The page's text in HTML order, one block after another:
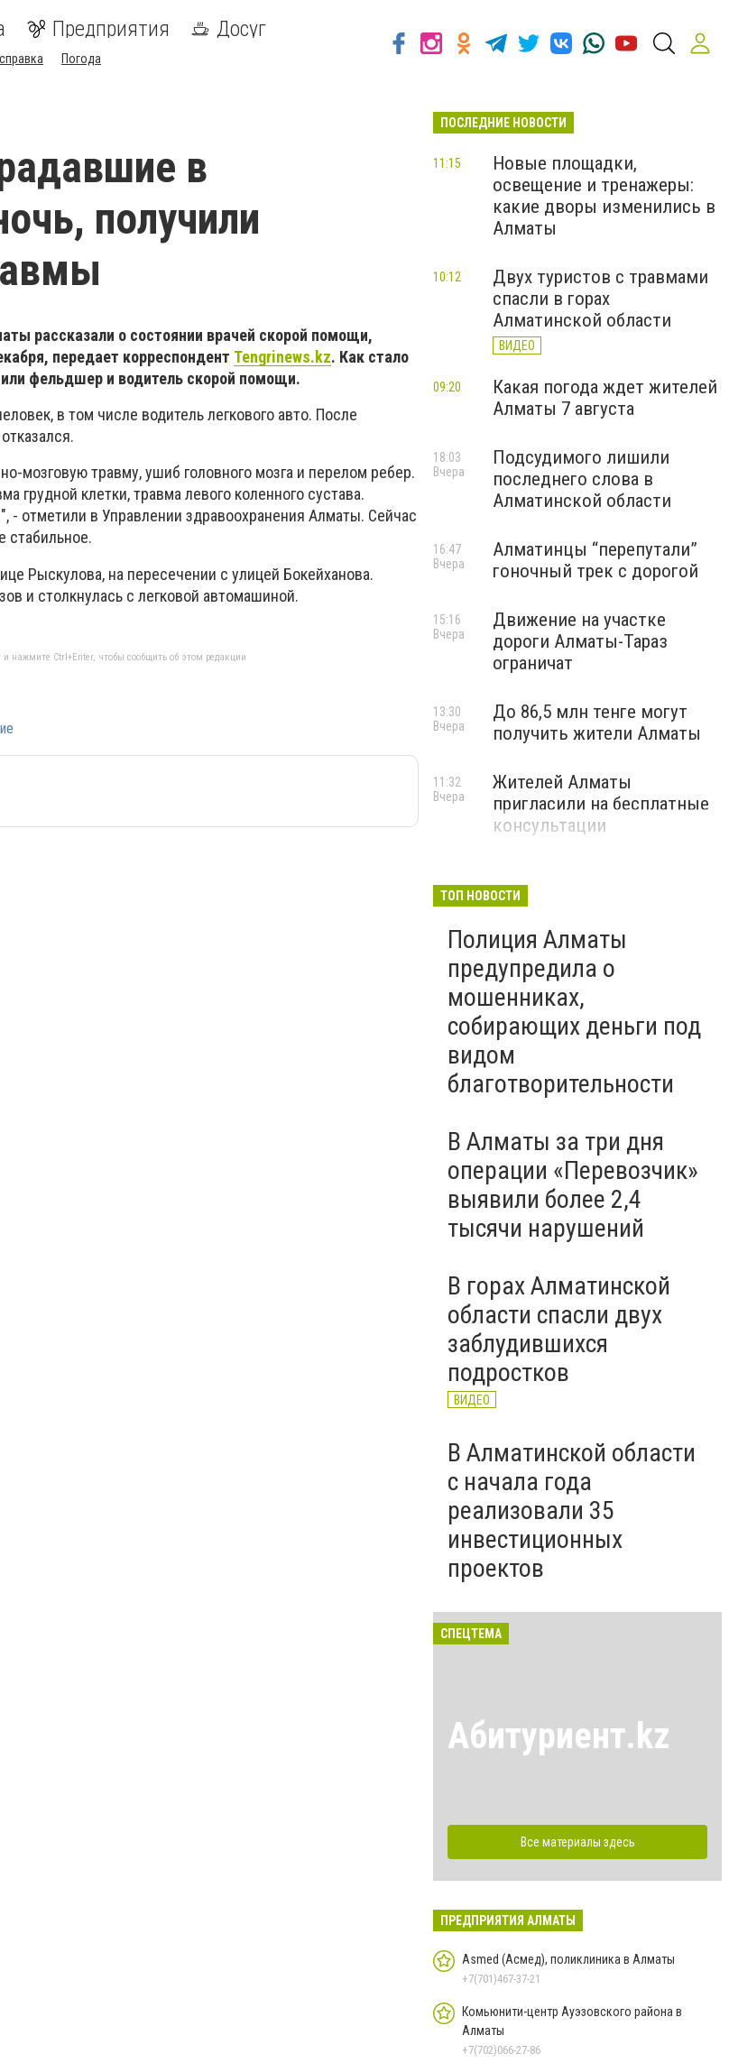
Предприятия Досуг
Погода
в
получили
рассказали о состоянии врачей скорой помощи,
передает корреспондент Tengrinews.kz. Как стало
фельдшер и водитель скорой помощи.
в том числе водитель легкового авто. После
мозговую травму, ушиб головного мозга и перелом ребер.
грудной клетки, травма левого коленного сустава.
- отметили в Управлении здравоохранения Алматы. Сейчас
стабильное.
Рыскулова, на пересечении с улицей Бокейханова.
и столкнулась с легковой автомашиной.
нажмите Ctrl+Enter, чтобы сообщить об этом редакции
ПОСЛЕДНИЕ НОВОСТИ
Новые площадки,
освещение и тренажеры:
какие дворы изменились в
Алматы
11:15
Двух туристов с травмами
спасли в горах
Алматинской области
ВИДЕО
10:12
Какая погода ждет жителей
Алматы 7 августа
09:20
Подсудимого лишили
последнего слова в
Алматинской области
18:03
Вчера
Алматинцы “перепутали”
гоночный трек с дорогой
16:47
Вчера
Движение на участке
дороги Алматы-Тараз
ограничат
15:16
Вчера
До 86,5 млн тенге могут
получить жители Алматы
13:30
Вчера
Жителей Алматы
пригласили на бесплатные
консультации
11:32
Вчера
ТОП НОВОСТИ
Полиция Алматы
предупредила о
мошенниках,
собирающих деньги под
видом
благотворительности
В Алматы за три дня
операции «Перевозчик»
выявили более 2,4
тысячи нарушений
В горах Алматинской
области спасли двух
заблудившихся
подростков
ВИДЕО
В Алматинской области
с начала года
реализовали 35
инвестиционных
проектов
СПЕЦТЕМА
Абитуриент.kz
Все материалы здесь
ПРЕДПРИЯТИЯ АЛМАТЫ
Asmed (Асмед), поликлиника в Алматы
+7(701)467-37-21
Комьюнити-центр Ауэзовского района в
Алматы
+7(702)066-27-86